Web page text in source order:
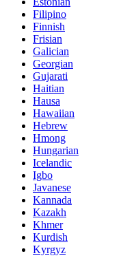
Filipino
Finnish
Frisian
Galician
Georgian
Gujarati
Haitian
Hausa
Hawaiian
Hebrew
Hmong
Hungarian
Icelandic
Igbo
Javanese
Kannada
Kazakh
Khmer
Kurdish
Kyrgyz